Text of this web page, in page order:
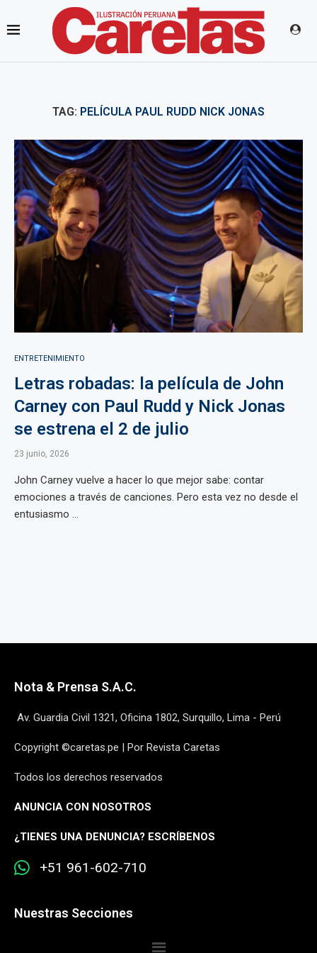
TAG: PELÍCULA PAUL RUDD NICK JONAS
ENTRETENIMIENTO
Letras robadas: la película de John
Carney con Paul Rudd y Nick Jonas
se estrena el 2 de julio
23 junio, 2026
John Carney vuelve a hacer lo que mejor sabe: contar
emociones a través de canciones. Pero esta vez no desde el
entusiasmo ...
Nota & Prensa S.A.C.
Av. Guardia Civil 1321, Oficina 1802, Surquillo, Lima - Perú
Copyright ©caretas.pe | Por Revista Caretas
Todos los derechos reservados
ANUNCIA CON NOSOTROS
¿TIENES UNA DENUNCIA? ESCRÍBENOS
+51 961-602-710
Nuestras Secciones